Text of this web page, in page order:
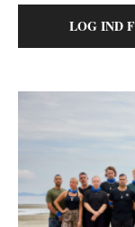
LOG IND